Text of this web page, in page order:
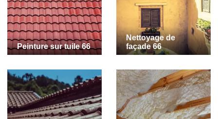
Peinture sur tuile 66
Nettoyage de
façade 66